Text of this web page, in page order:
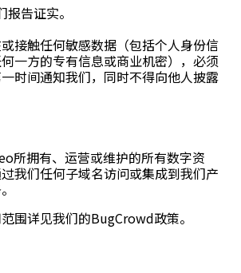
告证实。
接触任何敏感数据（包括个人身份信
一方的专有信息或商业机密），必须
时间通知我们，同时不得向他人披露
所拥有、运营或维护的所有数字资
我们任何子域名访问或集成到我们产
围详见我们的BugCrowd政策。